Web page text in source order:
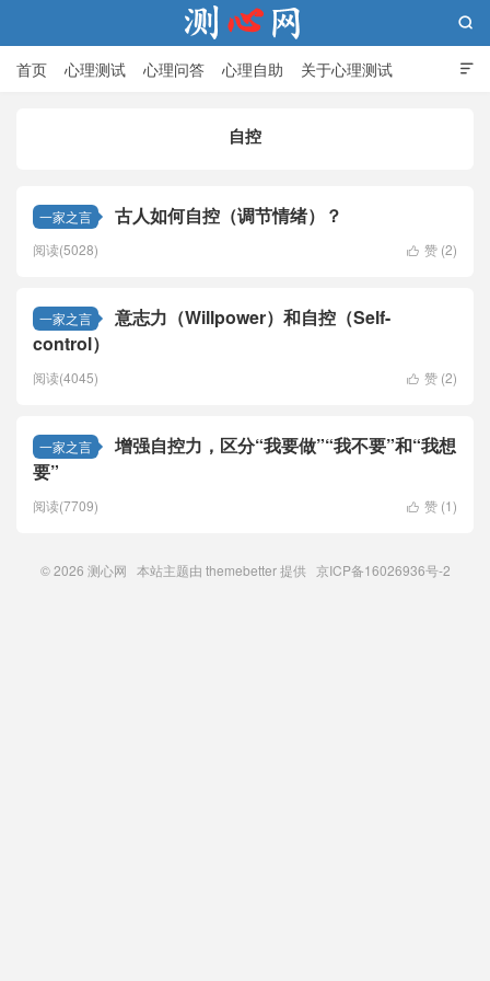

首页 心理测试 心理问答 心理自助 关于心理测试

自控
一家之言 古人如何自控（调节情绪）？
 赞 (2)
阅读(5028)
一家之言
意志力（Willpower）和自控（Self-
control）
 赞 (2)
阅读(4045)
一家之言
增强自控力，区分“我要做”“我不要”和“我想
要”
 赞 (1)
阅读(7709)
© 2026 测心网 本站主题由 themebetter提供 京ICP备16026936号-2